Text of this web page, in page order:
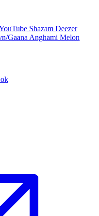
Shazam Deezer
Gaana Anghami Melon